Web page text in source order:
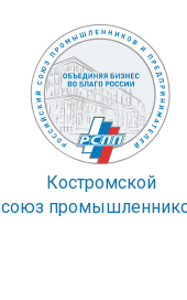
Костромской
союз